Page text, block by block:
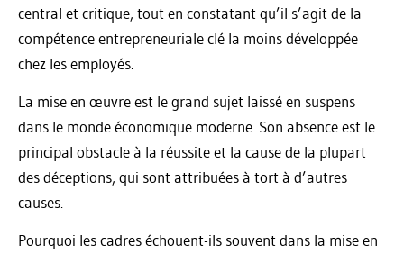
central et critique, tout en constatant qu’il s’agit de la
compétence entrepreneuriale clé la moins développée
chez les employés.
La mise en œuvre est le grand sujet laissé en suspens
dans le monde économique moderne. Son absence est le
principal obstacle à la réussite et la cause de la plupart
des déceptions, qui sont attribuées à tort à d’autres
causes.
Pourquoi les cadres échouent-ils souvent dans la mise en